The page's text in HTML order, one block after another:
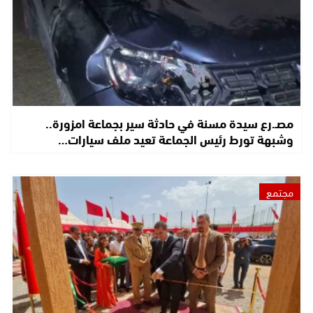
مصـ.رع سيدة مسنة في حادثة سير بجماعة امزورة..
وشبهة تورط رئيس الجماعة تعيد ملف سيارات…
مجتمع